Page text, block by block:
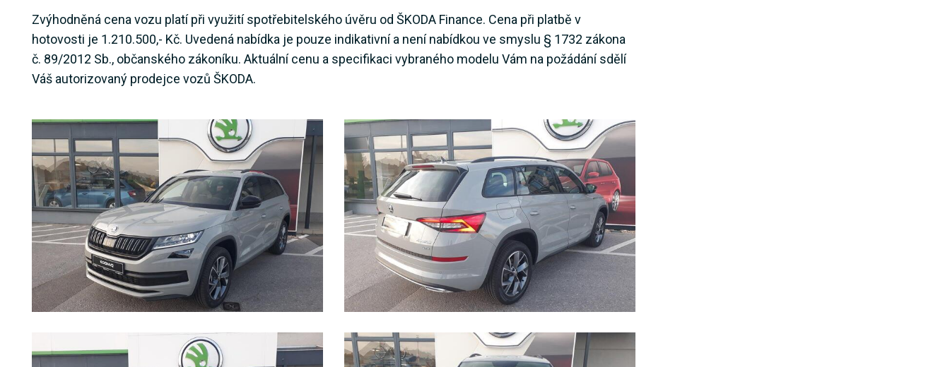
Zvýhodněná cena vozu platí při využití spotřebitelského úvěru od ŠKODA Finance. Cena při platbě v
hotovosti je 1.210.500,- Kč. Uvedená nabídka je pouze indikativní a není nabídkou ve smyslu § 1732 zákona
č. 89/2012 Sb., občanského zákoníku. Aktuální cenu a specifikaci vybraného modelu Vám na požádání sdělí
Váš autorizovaný prodejce vozů ŠKODA.